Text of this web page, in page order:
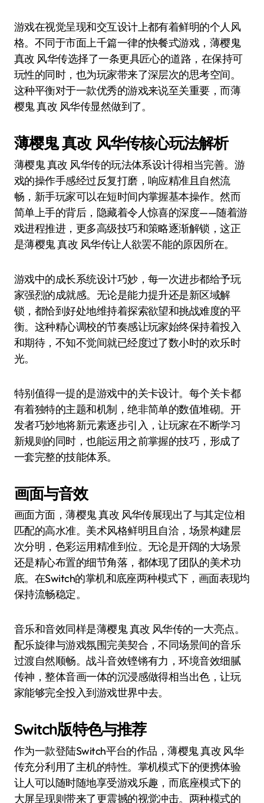
游戏在视觉呈现和交互设计上都有着鲜明的个人风
格。不同于市面上千篇一律的快餐式游戏，薄樱鬼
真改 风华传选择了一条更具匠心的道路，在保持可
玩性的同时，也为玩家带来了深层次的思考空间。
这种平衡对于一款优秀的游戏来说至关重要，而薄
樱鬼 真改 风华传显然做到了。
薄樱鬼 真改 风华传核心玩法解析
薄樱鬼 真改 风华传的玩法体系设计得相当完善。游
戏的操作手感经过反复打磨，响应精准且自然流
畅，新手玩家可以在短时间内掌握基本操作。然而
简单上手的背后，隐藏着令人惊喜的深度——随着游
戏进程推进，更多高级技巧和策略逐渐解锁，这正
是薄樱鬼 真改 风华传让人欲罢不能的原因所在。
游戏中的成长系统设计巧妙，每一次进步都给予玩
家强烈的成就感。无论是能力提升还是新区域解
锁，都恰到好处地维持着探索欲望和挑战难度的平
衡。这种精心调校的节奏感让玩家始终保持着投入
和期待，不知不觉间就已经度过了数小时的欢乐时
光。
特别值得一提的是游戏中的关卡设计。每个关卡都
有着独特的主题和机制，绝非简单的数值堆砌。开
发者巧妙地将新元素逐步引入，让玩家在不断学习
新规则的同时，也能运用之前掌握的技巧，形成了
一套完整的技能体系。
画面与音效
画面方面，薄樱鬼 真改 风华传展现出了与其定位相
匹配的高水准。美术风格鲜明且自洽，场景构建层
次分明，色彩运用精准到位。无论是开阔的大场景
还是精心布置的细节角落，都体现了团队的美术功
底。在Switch的掌机和底座两种模式下，画面表现均
保持流畅稳定。
音乐和音效同样是薄樱鬼 真改 风华传的一大亮点。
配乐旋律与游戏氛围完美契合，不同场景间的音乐
过渡自然顺畅。战斗音效铿锵有力，环境音效细腻
传神，整体音画一体的沉浸感做得相当出色，让玩
家能够完全投入到游戏世界中去。
Switch版特色与推荐
作为一款登陆Switch平台的作品，薄樱鬼 真改 风华
传充分利用了主机的特性。掌机模式下的便携体验
让人可以随时随地享受游戏乐趣，而底座模式下的
大屏呈现则带来了更震撼的视觉冲击。两种模式的